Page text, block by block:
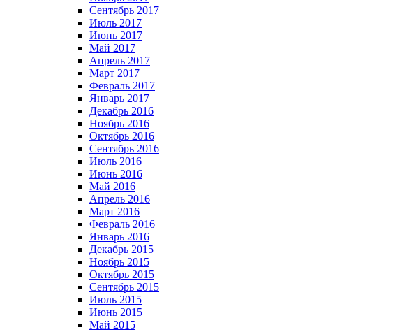
Сентябрь 2017
Июль 2017
Июнь 2017
Май 2017
Апрель 2017
Март 2017
Февраль 2017
Январь 2017
Декабрь 2016
Ноябрь 2016
Октябрь 2016
Сентябрь 2016
Июль 2016
Июнь 2016
Май 2016
Апрель 2016
Март 2016
Февраль 2016
Январь 2016
Декабрь 2015
Ноябрь 2015
Октябрь 2015
Сентябрь 2015
Июль 2015
Июнь 2015
Май 2015